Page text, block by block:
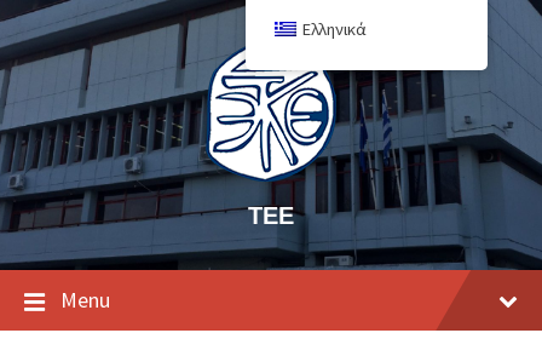
ΤΕΕ
Menu
Ελληνικά